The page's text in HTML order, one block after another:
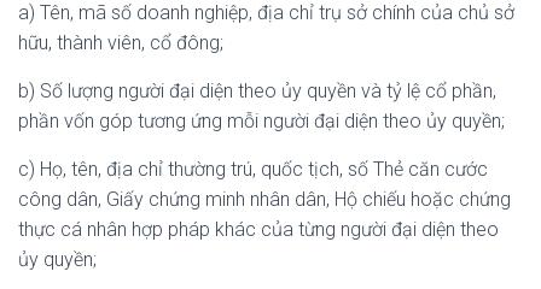
a) Tên, mã số doanh nghiệp, địa chỉ trụ sở chính của chủ sở
hữu, thành viên, cổ đông;
b) Số lượng người đại diện theo ủy quyền và tỷ lệ cổ phần,
phần vốn góp tương ứng mỗi người đại diện theo ủy quyền;
c) Họ, tên, địa chỉ thường trú, quốc tịch, số Thẻ căn cước
công dân, Giấy chứng minh nhân dân, Hộ chiếu hoặc chứng
thực cá nhân hợp pháp khác của từng người đại diện theo
ủy quyền;